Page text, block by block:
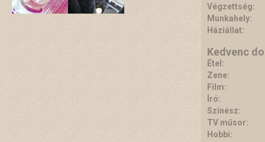
Végzettség:
Munkahely:
Háziállat:
Kedvenc
Étel:
Zene:
Film:
Író:
Színész:
TV műsor:
Hobbi: